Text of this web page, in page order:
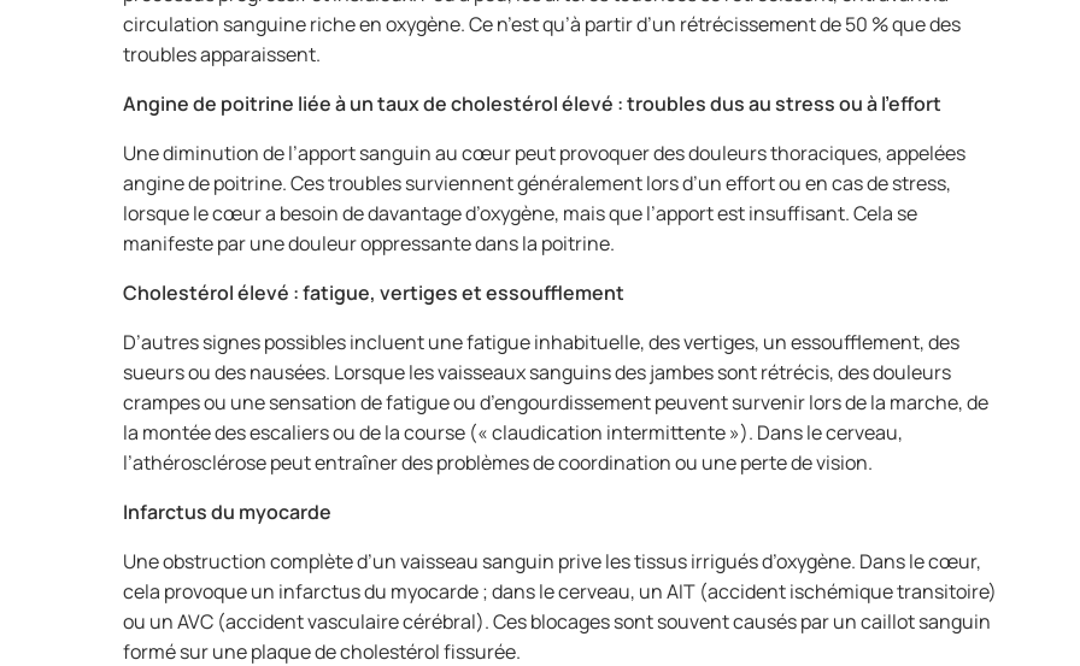
circulation sanguine riche en oxygène. Ce n’est qu’à partir d’un rétrécissement de 50 % que des
troubles apparaissent.
Angine de poitrine liée à un taux de cholestérol élevé : troubles dus au stress ou à l’effort
Une diminution de l’apport sanguin au cœur peut provoquer des douleurs thoraciques, appelées
angine de poitrine. Ces troubles surviennent généralement lors d’un effort ou en cas de stress,
lorsque le cœur a besoin de davantage d’oxygène, mais que l’apport est insuffisant. Cela se
manifeste par une douleur oppressante dans la poitrine.
Cholestérol élevé : fatigue, vertiges et essoufflement
D’autres signes possibles incluent une fatigue inhabituelle, des vertiges, un essoufflement, des
sueurs ou des nausées. Lorsque les vaisseaux sanguins des jambes sont rétrécis, des douleurs
crampes ou une sensation de fatigue ou d’engourdissement peuvent survenir lors de la marche, de
la montée des escaliers ou de la course (« claudication intermittente »). Dans le cerveau,
l’athérosclérose peut entraîner des problèmes de coordination ou une perte de vision.
Infarctus du myocarde
Une obstruction complète d’un vaisseau sanguin prive les tissus irrigués d’oxygène. Dans le cœur,
cela provoque un infarctus du myocarde ; dans le cerveau, un AIT (accident ischémique transitoire)
ou un AVC (accident vasculaire cérébral). Ces blocages sont souvent causés par un caillot sanguin
formé sur une plaque de cholestérol fissurée.